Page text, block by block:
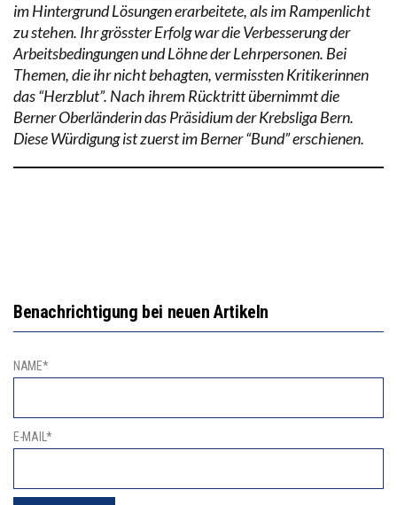
im Hintergrund Lösungen erarbeitete, als im Rampenlicht
zu stehen. Ihr grösster Erfolg war die Verbesserung der
Arbeitsbedingungen und Löhne der Lehrpersonen. Bei
Themen, die ihr nicht behagten, vermissten Kritikerinnen
das “Herzblut”. Nach ihrem Rücktritt übernimmt die
Berner Oberländerin das Präsidium der Krebsliga Bern.
Diese Würdigung ist zuerst im Berner “Bund” erschienen.
Benachrichtigung bei neuen Artikeln
NAME*
E-MAIL*